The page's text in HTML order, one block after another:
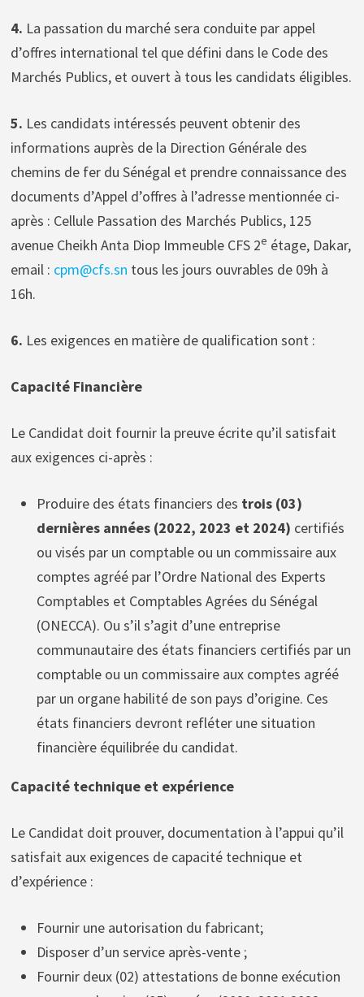
4. La passation du marché sera conduite par appel
d’offres international tel que défini dans le Code des
Marchés Publics, et ouvert à tous les candidats éligibles.
5. Les candidats intéressés peuvent obtenir des
informations auprès de la Direction Générale des
chemins de fer du Sénégal et prendre connaissance des
documents d’Appel d’offres à l’adresse mentionnée ci-
après : Cellule Passation des Marchés Publics, 125
avenue Cheikh Anta Diop Immeuble CFS 2e étage, Dakar,
email : cpm@cfs.sn tous les jours ouvrables de 09h à
16h.
6. Les exigences en matière de qualification sont :
Capacité Financière
Le Candidat doit fournir la preuve écrite qu’il satisfait
aux exigences ci-après :
Produire des états financiers des trois (03)
dernières années (2022, 2023 et 2024) certifiés
ou visés par un comptable ou un commissaire aux
comptes agréé par l’Ordre National des Experts
Comptables et Comptables Agrées du Sénégal
(ONECCA). Ou s’il s’agit d’une entreprise
communautaire des états financiers certifiés par un
comptable ou un commissaire aux comptes agréé
par un organe habilité de son pays d’origine. Ces
états financiers devront refléter une situation
financière équilibrée du candidat.
Capacité technique et expérience
Le Candidat doit prouver, documentation à l’appui qu’il
satisfait aux exigences de capacité technique et
d’expérience :
Fournir une autorisation du fabricant;
Disposer d’un service après-vente ;
Fournir deux (02) attestations de bonne exécution